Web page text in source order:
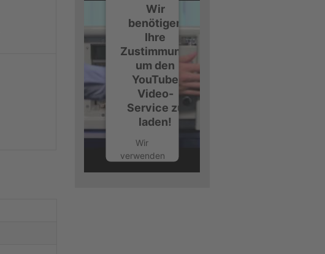
Wir
benötigen
Ihre
Zustimmung,
um den
YouTube
Video-
Service zu
laden!
Wir
verwenden